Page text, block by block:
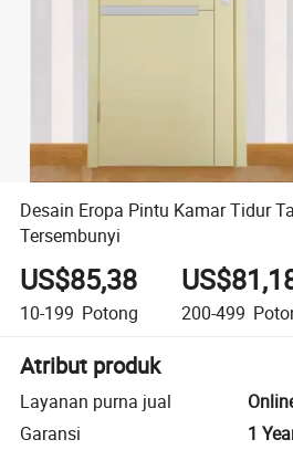
Desain Eropa Pintu Kamar Tidur
Tersembunyi
US$85,38
10-199 Potong 200-499
Atribut produk
Layanan purna jual
Garansi
1